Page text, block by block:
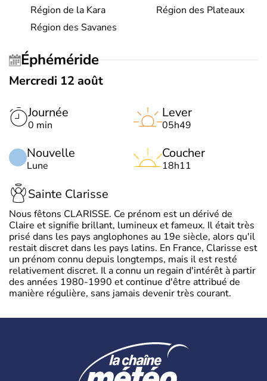
Région de la Kara
Région des Plateaux
Région des Savanes
Éphéméride
Mercredi 12 août
Journée
0 min
Nouvelle
Lune
Lever
05h49
Coucher
18h11
Sainte Clarisse
Nous fêtons CLARISSE. Ce prénom est un dérivé de
Claire et signifie brillant, lumineux et fameux. Il était très
prisé dans les pays anglophones au 19e siècle, alors qu'il
restait discret dans les pays latins. En France, Clarisse est
un prénom connu depuis longtemps, mais il est resté
relativement discret. Il a connu un regain d'intérêt à partir
des années 1980-1990 et continue d'être attribué de
manière régulière, sans jamais devenir très courant.